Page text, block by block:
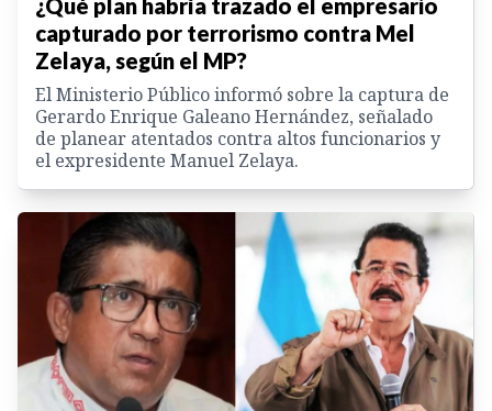
¿Qué plan habría trazado el empresario
capturado por terrorismo contra Mel
Zelaya, según el MP?
El Ministerio Público informó sobre la captura de
Gerardo Enrique Galeano Hernández, señalado
de planear atentados contra altos funcionarios y
el expresidente Manuel Zelaya.